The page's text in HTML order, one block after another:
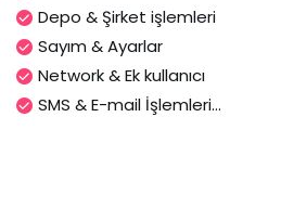
Depo & Şirket işlemleri
Sayım & Ayarlar
Network & Ek kullanıcı
SMS & E-mail İşlemleri...